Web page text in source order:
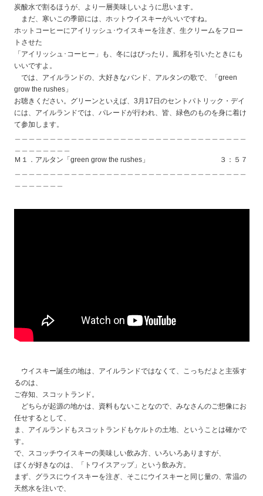
炭酸水で割るほうが、より一層美味しいように思います。
まだ、寒いこの季節には、ホットウイスキーがいいですね。
ホットコーヒーにアイリッシュ･ウイスキーを注ぎ、生クリームをフロー
トさせた
「アイリッシュ･コーヒー」も、冬にはぴったり。風邪を引いたときにも
いいですよ。
では、アイルランドの、大好きなバンド、アルタンの歌で、「green
grow the rushes」
お聴きください。グリーンといえば、3月17日のセントパトリック・デイ
には、アイルランドでは、パレードが行われ、皆、緑色のものを身に着け
て参加します。
Ｍ１．アルタン「green grow the rushes」 ３：５７
ウイスキー誕生の地は、アイルランドではなくて、こっちだよと主張す
るのは、
ご存知、スコットランド。
どちらが起源の地かは、資料もないことなので、みなさんのご想像にお
任せするとして、
ま、アイルランドもスコットランドもケルトの土地、ということは確かで
す。
で、スコッチウイスキーの美味しい飲み方、いろいろありますが、
ぼくが好きなのは、「トワイスアップ」という飲み方。
まず、グラスにウイスキーを注ぎ、そこにウイスキーと同じ量の、常温の
天然水を注いで、